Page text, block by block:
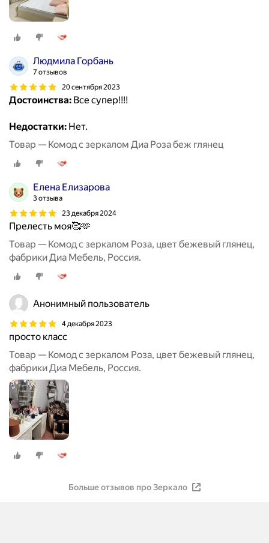
Людмила Горбань
7 отзывов
20 сентября 2023
Достоинства: Все супер!!!!
Недостатки: Нет.
Товар — Комод с зеркалом Диа Роза беж глянец
Елена Елизарова
3 отзыва
23 декабря 2024
Прелесть моя🥰🫶
Товар — Комод с зеркалом Роза, цвет бежевый глянец,
фабрики Диа Мебель, Россия.
Анонимный пользователь
4 декабря 2023
просто класс
Товар — Комод с зеркалом Роза, цвет бежевый глянец,
фабрики Диа Мебель, Россия.
Больше отзывов про Зеркало